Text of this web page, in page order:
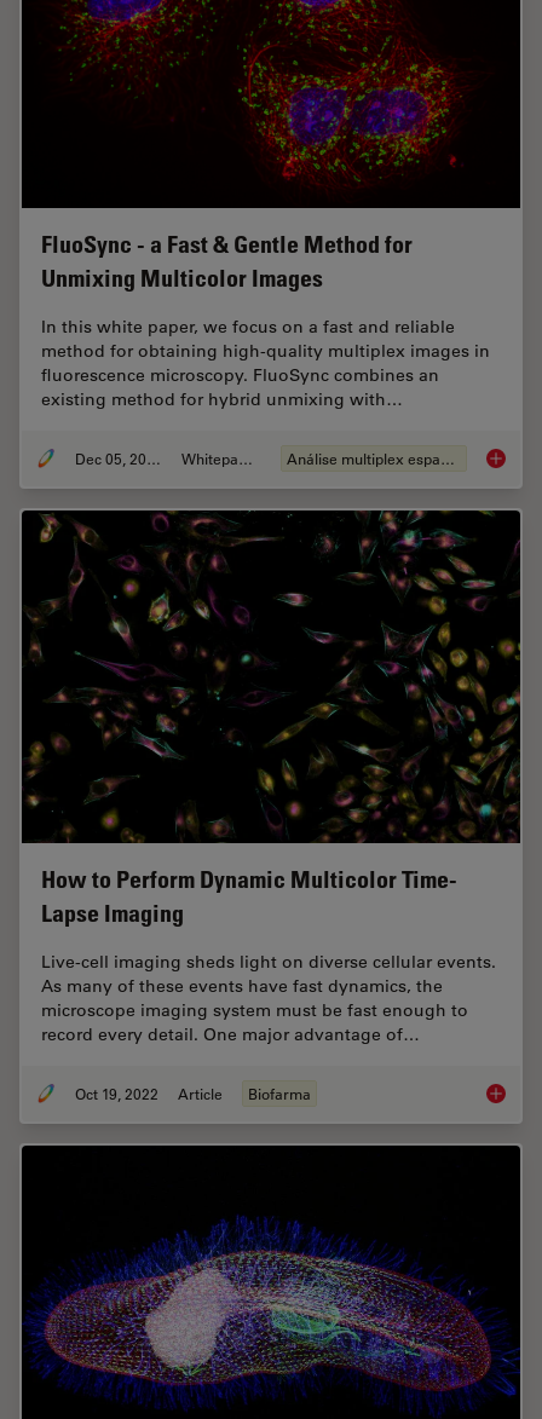
FluoSync - a Fast & Gentle Method for
Unmixing Multicolor Images
In this white paper, we focus on a fast and reliable
method for obtaining high-quality multiplex images in
fluorescence microscopy. FluoSync combines an
existing method for hybrid unmixing with…
Dec 05, 2022 Whitepaper Análise multiplex espacial
How to Perform Dynamic Multicolor Time-
Lapse Imaging
Live-cell imaging sheds light on diverse cellular events.
As many of these events have fast dynamics, the
microscope imaging system must be fast enough to
record every detail. One major advantage of…
Oct 19, 2022 Article Biofarma How to